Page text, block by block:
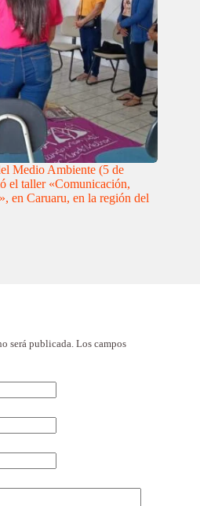
Medio Ambiente (5 de
el taller «Comunicación,
en Caruaru, en la región del
será publicada. Los campos